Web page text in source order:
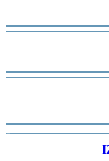
-
-
-